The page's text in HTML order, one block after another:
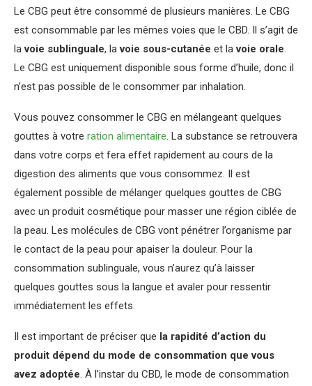
Le CBG peut être consommé de plusieurs manières. Le CBG
est consommable par les mêmes voies que le CBD. Il s’agit de
lavoie sublinguale, lavoie sous-cutanée et lavoie orale.
Le CBG est uniquement disponible sous forme d’huile, donc il
n’est pas possible de le consommer par inhalation.
Vous pouvez consommer le CBG en mélangeant quelques
gouttes à votre ration alimentaire. La substance se retrouvera
dans votre corps et fera effet rapidement au cours de la
digestion des aliments que vous consommez. Il est
également possible de mélanger quelques gouttes de CBG
avec un produit cosmétique pour masser une région ciblée de
la peau. Les molécules de CBG vont pénétrer l’organisme par
le contact de la peau pour apaiser la douleur. Pour la
consommation sublinguale, vous n’aurez qu’à laisser
quelques gouttes sous la langue et avaler pour ressentir
immédiatement les effets.
Il est important de préciser que la rapidité d’action du
produit dépend du mode de consommation que vous
avez adoptée. À l’instar du CBD, le mode de consommation